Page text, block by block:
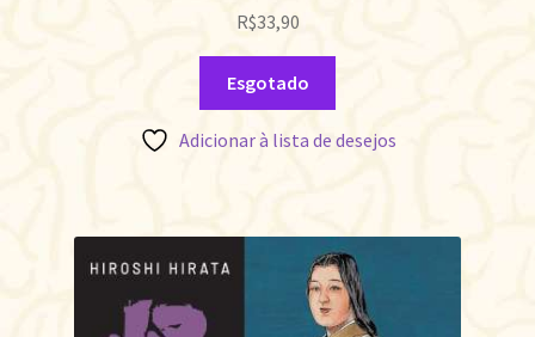
R$33,90
Esgotado
Adicionar à lista de desejos